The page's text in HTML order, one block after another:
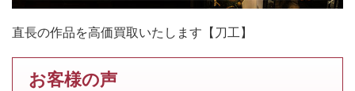
直長の作品を高価買取いたします【刀工】
お客様の声